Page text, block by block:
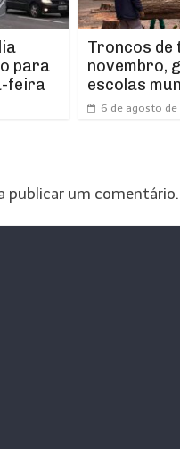
para
feira
Troncos de
novembro,
escolas
6 de agosto de
publicar um comentário.